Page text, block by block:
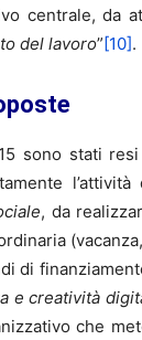
centrale, da
del lavoro”[10].
sono stati
, da
di
e creatività
che